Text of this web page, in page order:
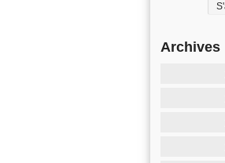
Archives